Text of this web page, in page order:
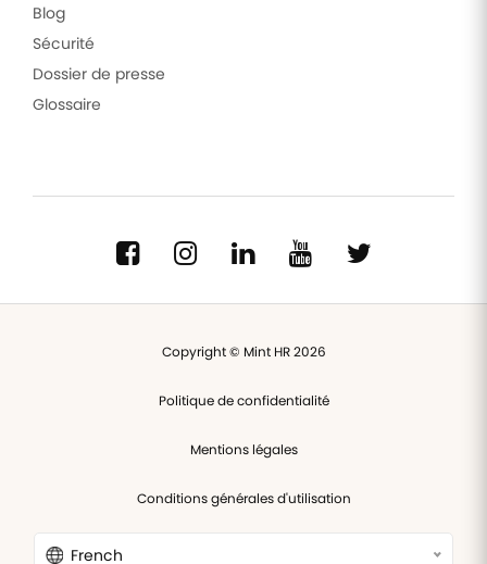
Blog
Sécurité
Dossier de presse
Glossaire
Copyright © Mint HR 2026
Politique de confidentialité
Mentions légales
Conditions générales d'utilisation
French